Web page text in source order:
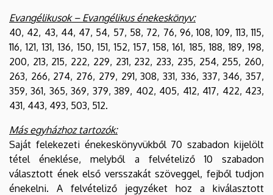
Evangélikusok – Evangélikus énekeskönyv:
40, 42, 43, 44, 47, 54, 57, 58, 72, 76, 96, 108, 109, 113, 115,
116, 121, 131, 136, 150, 151, 152, 157, 158, 161, 185, 188, 189, 198,
200, 213, 215, 222, 229, 231, 232, 233, 235, 254, 255, 260,
263, 266, 274, 276, 279, 291, 308, 331, 336, 337, 346, 357,
359, 361, 365, 369, 379, 389, 402, 405, 412, 417, 422, 423,
431, 443, 493, 503, 512.
Más egyházhoz tartozók:
Saját felekezeti énekeskönyvükből 70 szabadon kijelölt
tétel éneklése, melyből a felvételiző 10 szabadon
választott ének első versszakát szöveggel, fejből tudjon
énekelni. A felvételiző jegyzéket hoz a kiválasztott